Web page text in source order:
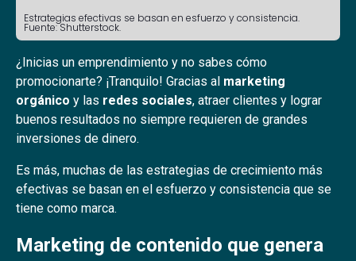
Estrategias efectivas se basan en esfuerzo y consistencia.
Fuente: Shutterstock.
¿Inicias un emprendimiento y no sabes cómo
promocionarte? ¡Tranquilo! Gracias al marketing
orgánico y las redes sociales, atraer clientes y lograr
buenos resultados no siempre requieren de grandes
inversiones de dinero.
Es más, muchas de las estrategias de crecimiento más
efectivas se basan en el esfuerzo y consistencia que se
tiene como marca.
Marketing de contenido que genera